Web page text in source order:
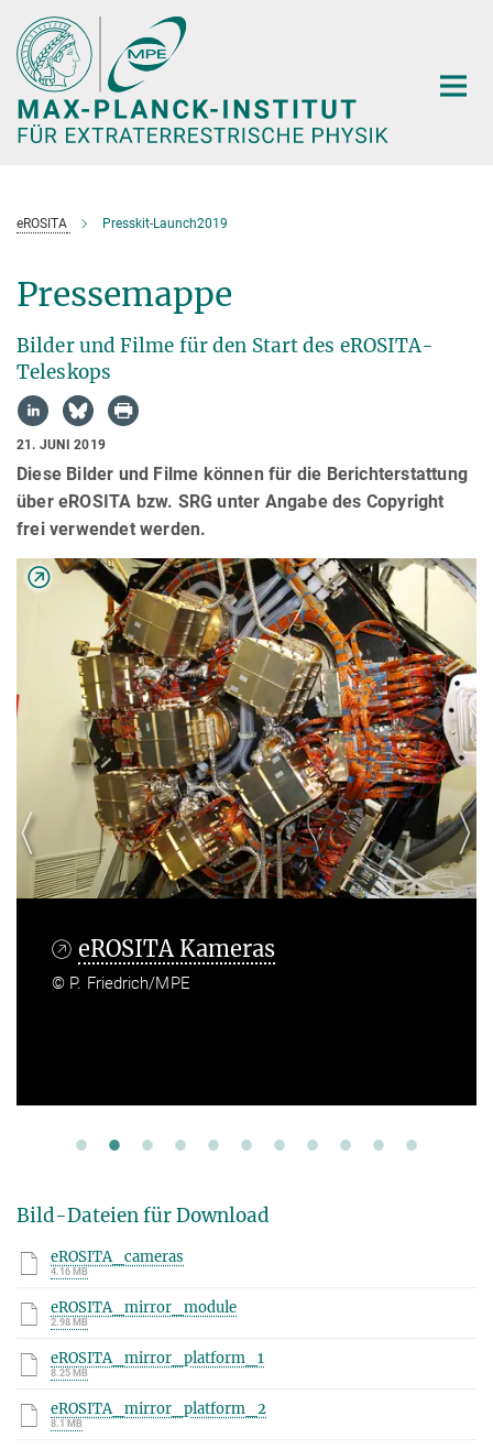
Hauptinhalt
eROSITA Presskit-Launch2019
Pressemappe
Bilder und Filme für den Start des eROSITA-
Teleskops
21. JUNI 2019
Diese Bilder und Filme können für die Berichterstattung
über eROSITA bzw. SRG unter Angabe des Copyright
frei verwendet werden.
eROSITA Kameras
© P. Friedrich/MPE
Bild-Dateien für Download
eROSITA_cameras
4.16 MB
eROSITA_mirror_module
2.98 MB
eROSITA_mirror_platform_1
8.25 MB
eROSITA_mirror_platform_2
8.1 MB